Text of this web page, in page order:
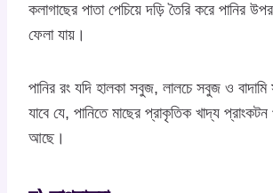
কলাগাছের পাতা পেচিয়ে দড়ি তৈরি করে পানির
ফেলা যায়।
পানির রং যদি হালকা সবুজ, লালচে সবুজ ও
যাবে যে, পানিতে মাছের প্রাকৃতিক খাদ্য প্রাংকটন
আছে।